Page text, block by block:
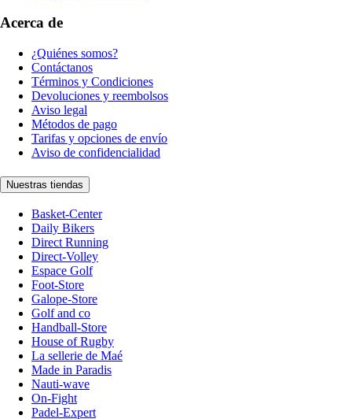
Acerca de
¿Quiénes somos?
Contáctanos
Términos y Condiciones
Devoluciones y reembolsos
Aviso legal
Métodos de pago
Tarifas y opciones de envío
Aviso de confidencialidad
Nuestras tiendas
Basket-Center
Daily Bikers
Direct Running
Direct-Volley
Espace Golf
Foot-Store
Galope-Store
Golf and co
Handball-Store
House of Rugby
La sellerie de Maé
Made in Paradis
Nauti-wave
On-Fight
Padel-Expert